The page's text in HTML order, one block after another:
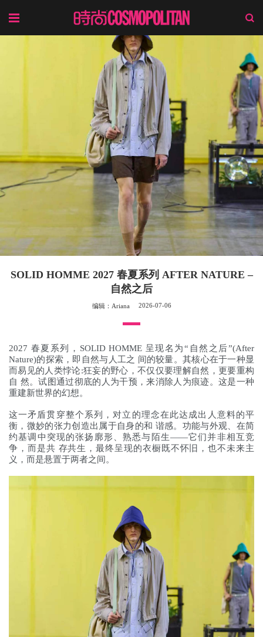
SOLID HOMME 2027 春夏系列 AFTER NATURE –
自然之后
编辑：Ariana 2026-07-06
2027 春夏系列，SOLID HOMME 呈现名为“自然之后”(After
Nature)的探索，即自然与人工之 间的较量。其核心在于一种显
而易见的人类悖论:狂妄的野心，不仅仅要理解自然，更要重构
自 然。试图通过彻底的人为干预，来消除人为痕迹。这是一种
重建新世界的幻想。
这一矛盾贯穿整个系列，对立的理念在此达成出人意料的平
衡，微妙的张力创造出属于自身的和 谐感。功能与外观、在简
约基调中突现的张扬廓形、熟悉与陌生——它们并非相互竞
争，而是共 存共生，最终呈现的衣橱既不怀旧，也不未来主
义，而是悬置于两者之间。